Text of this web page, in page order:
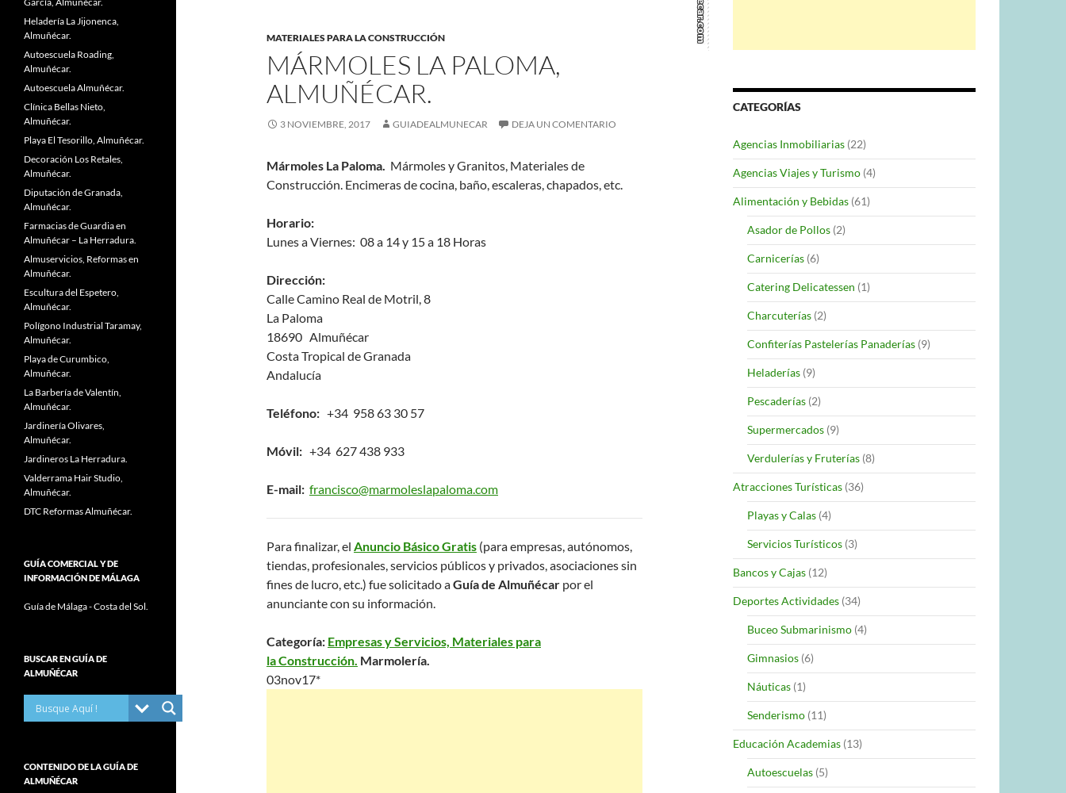
MATERIALES PARA LA CONSTRUCCIÓN
MÁRMOLES LA PALOMA,
ALMUÑÉCAR.
3 NOVIEMBRE, 2017 GUIADEALMUNECAR DEJA UN COMENTARIO
Mármoles La Paloma. Mármoles y Granitos, Materiales de
Construcción. Encimeras de cocina, baño, escaleras, chapados, etc.
Horario:
Lunes a Viernes: 08 a 14 y 15 a 18 Horas
Dirección:
Calle Camino Real de Motril, 8
La Paloma
18690 Almuñécar
Costa Tropical de Granada
Andalucía
Teléfono: +34 958 63 30 57
Móvil: +34 627 438 933
E-mail: francisco@marmoleslapaloma.com
Para finalizar, el Anuncio Básico Gratis (para empresas, autónomos,
tiendas, profesionales, servicios públicos y privados, asociaciones sin
fines de lucro, etc.) fue solicitado aGuía de Almuñécar por el
anunciante con su información.
Categoría: Empresas y Servicios, Materiales para
la Construcción. Marmolería.
03nov17*
CATEGORÍAS
Agencias Inmobiliarias (22)
Agencias Viajes y Turismo (4)
Alimentación y Bebidas (61)
Asador de Pollos (2)
Carnicerías (6)
Catering Delicatessen (1)
Charcuterías (2)
Confiterías Pastelerías Panaderías (9)
Heladerías (9)
Pescaderías (2)
Supermercados (9)
Verdulerías y Fruterías (8)
Atracciones Turísticas (36)
Playas y Calas (4)
Servicios Turísticos (3)
Bancos y Cajas (12)
Deportes Actividades (34)
Buceo Submarinismo (4)
Gimnasios (6)
Náuticas (1)
Senderismo (11)
Educación Academias (13)
Autoescuelas (5)
Heladería La Jijonenca,
Almuñécar.
Autoescuela Roading,
Almuñécar.
Autoescuela Almuñécar.
Clínica Bellas Nieto,
Almuñécar.
Playa El Tesorillo, Almuñécar.
Decoración Los Retales,
Almuñécar.
Diputación de Granada,
Almuñécar.
Farmacias de Guardia en
Almuñécar – La Herradura.
Almuservicios, Reformas en
Almuñécar.
Escultura del Espetero,
Almuñécar.
Polígono Industrial Taramay,
Almuñécar.
Playa de Curumbico,
Almuñécar.
La Barbería de Valentín,
Almuñécar.
Jardinería Olivares,
Almuñécar.
Jardineros La Herradura.
Valderrama Hair Studio,
Almuñécar.
DTC Reformas Almuñécar.
GUÍA COMERCIAL Y DE
INFORMACIÓN DE MÁLAGA
Guía de Málaga - Costa del Sol.
BUSCAR EN GUÍA DE
ALMUÑÉCAR
CONTENIDO DE LA GUÍA DE
ALMUÑÉCAR